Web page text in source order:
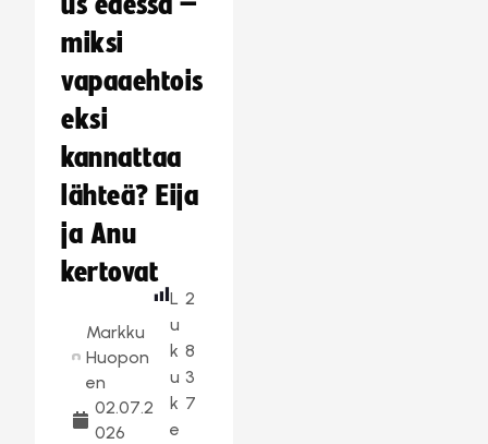
miksi
vapaaehtois
eksi
kannattaa
lähteä? Eija
ja Anu
kertovat
Markku
Huopon
en
02.07.2
026
L
u
k
u
k
e
2
8
3
7